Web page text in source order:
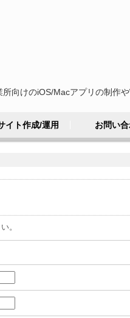
向けのiOS/Macアプリの制作
イト作成/運用 お問い
。